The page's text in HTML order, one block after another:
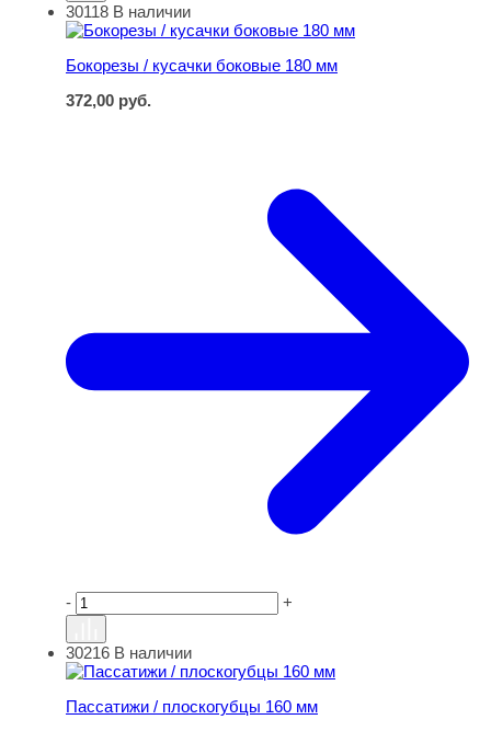
Бокорезы / кусачки боковые 180 мм
30118 В наличии
Бокорезы / кусачки боковые 180 мм
372,00 руб.
- +
Пассатижи / плоскогубцы 160 мм
30216 В наличии
Пассатижи / плоскогубцы 160 мм